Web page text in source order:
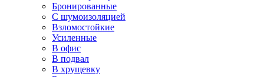
Бронированные
С шумоизоляцией
Взломостойкие
Усиленные
В офис
В подвал
В хрущевку